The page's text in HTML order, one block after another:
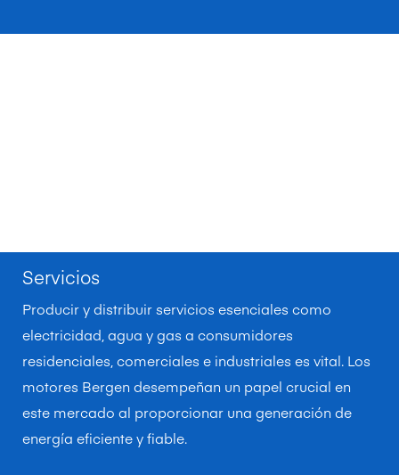
Servicios
Producir y distribuir servicios esenciales como
electricidad, agua y gas a consumidores
residenciales, comerciales e industriales es vital. Los
motores Bergen desempeñan un papel crucial en
este mercado al proporcionar una generación de
energía eficiente y fiable.